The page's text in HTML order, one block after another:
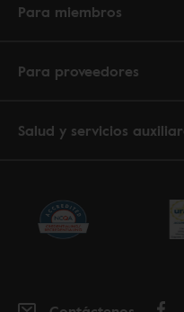
Para miembros
Para proveedores
Salud y servicios